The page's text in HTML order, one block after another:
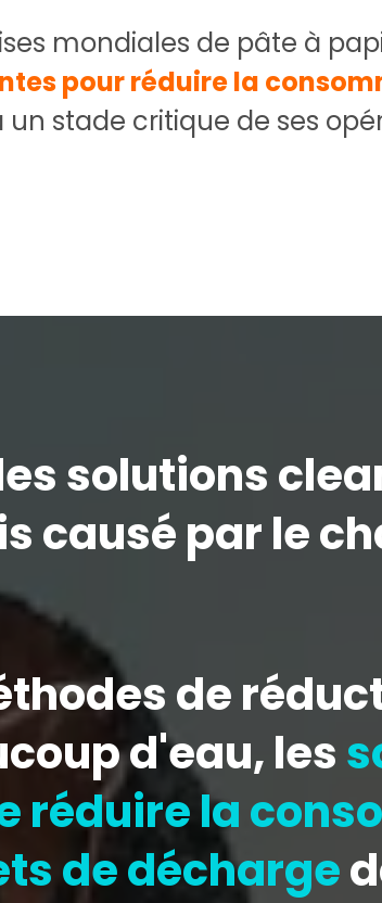
mondiales de pâte à
pour réduire la
stade critique de ses
solutions
causé par le
de
d'eau, les
réduire la
de décharge